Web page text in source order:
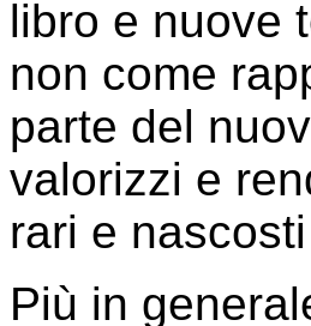
libro e nuove
non come
parte del
valorizzi e
rari e
Più in